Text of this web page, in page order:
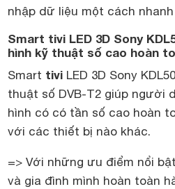
nhập dữ liệu một cách
Smart tivi LED 3D Sony
hình kỹ thuật số cao hoàn
Smart tivi LED 3D Sony
thuật số DVB-T2 giúp
hình có có tần số cao hoàn
với các thiết bị nào khác.
=> Với những ưu điểm nổi
và gia đình mình hoàn toàn